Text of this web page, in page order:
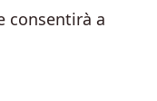
consentirà a